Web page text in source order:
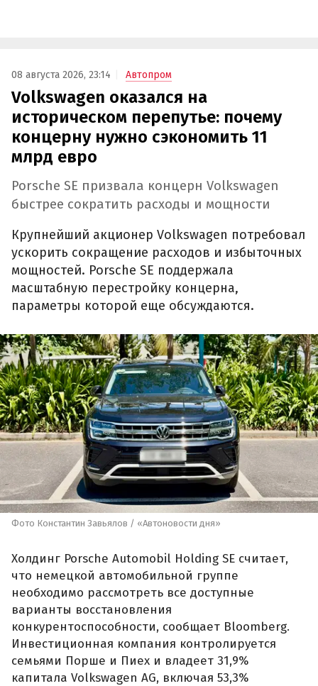
08 августа 2026, 23:14 Автопром
Volkswagen оказался на
историческом перепутье: почему
концерну нужно сэкономить 11
млрд евро
Porsche SE призвала концерн Volkswagen
быстрее сократить расходы и мощности
Крупнейший акционер Volkswagen потребовал
ускорить сокращение расходов и избыточных
мощностей. Porsche SE поддержала
масштабную перестройку концерна,
параметры которой еще обсуждаются.
Фото Константин Завьялов / «Автоновости дня»
Холдинг Porsche Automobil Holding SE считает,
что немецкой автомобильной группе
необходимо рассмотреть все доступные
варианты восстановления
конкурентоспособности, сообщает Bloomberg.
Инвестиционная компания контролируется
семьями Порше и Пиех и владеет 31,9%
капитала Volkswagen AG, включая 53,3%